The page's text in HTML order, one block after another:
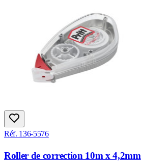
Réf. 136-5576
Roller de correction 10m x 4,2mm